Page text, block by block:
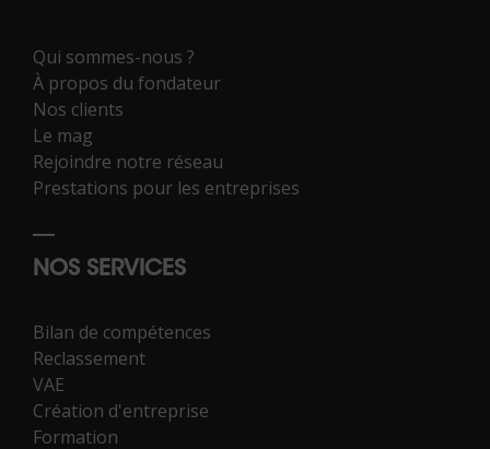
Qui sommes-nous ?
À propos du fondateur
Nos clients
Le mag
Rejoindre notre réseau
Prestations pour les entreprises
NOS SERVICES
Bilan de compétences
Reclassement
VAE
Création d'entreprise
Formation